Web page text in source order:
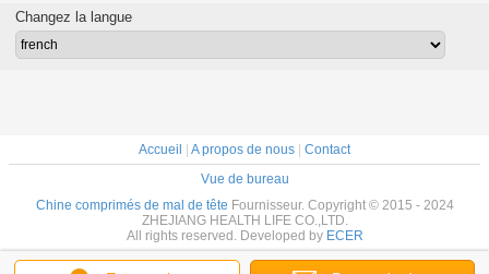
10
vitamine de MG
analgésiques
de 200MG 400MG
Changez la langue
Accueil | A propos de nous | Contact
Vue de bureau
Chine comprimés de mal de tête Fournisseur. Copyright © 2015 - 2024
ZHEJIANG HEALTH LIFE CO.,LTD.
All rights reserved. Developed by ECER